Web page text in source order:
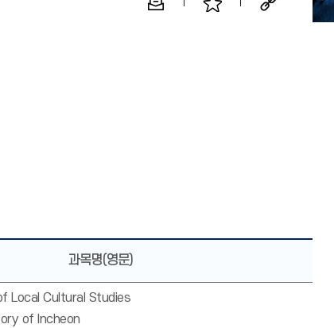
과목명(영문)
Local Cultural Studies
of Incheon